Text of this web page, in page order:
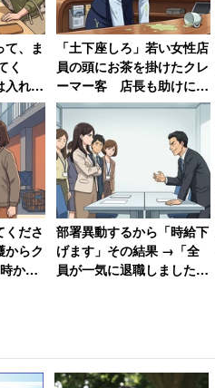
と勘違いしてしまい、離職
しれない。
も理由がハッキリしている
酷いようで、上部クラスの
、上部には上部の苦労があ
ないために、待遇の低さや
トピ主の”職場の普通”に対
て、ま
く
入れず
患
がた
「土下座しろ」若い女性店
員の頭にお茶を掛けたクレ
ーマー客 店長も助けに入
らず女性は「もうこんな会
社辞めてやる」
くださ
からク
から
部署異動するから「時給下
げます」その結果 →「全
員が一気に退職しました」